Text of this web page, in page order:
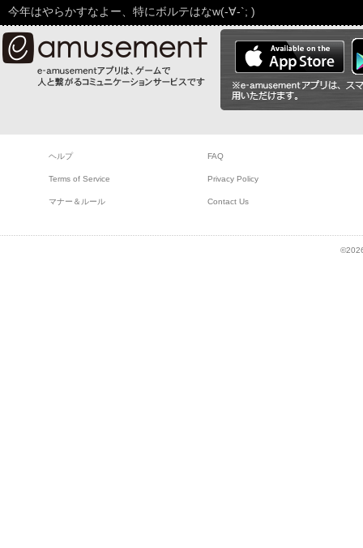
今年はやらかすなよー、特にボルテはなw(-∀-`; )
ヘルプ FAQ
Terms of Service Privacy Policy
マナー＆ルール Contact Us